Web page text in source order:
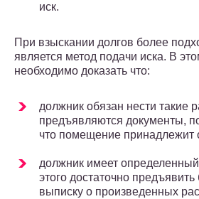
иск.
При взыскании долгов более
является метод подачи иска. В
необходимо доказать что:
должник обязан нести такие
предъявляются документы,
что помещение принадлежит
должник имеет
этого достаточно
выписку о произведенных